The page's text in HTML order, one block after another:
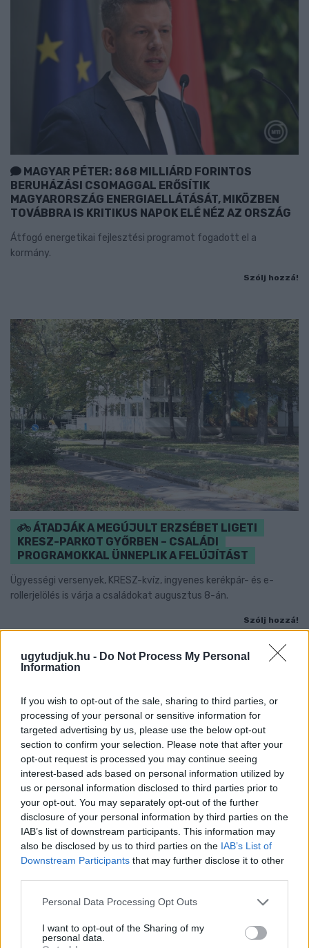
ugytudjuk.hu - Do Not Process My Personal
Information
If you wish to opt-out of the sale, sharing to third parties, or
processing of your personal or sensitive information for
targeted advertising by us, please use the below opt-out
section to confirm your selection. Please note that after your
opt-out request is processed you may continue seeing
interest-based ads based on personal information utilized by
us or personal information disclosed to third parties prior to
your opt-out. You may separately opt-out of the further
disclosure of your personal information by third parties on the
IAB’s list of downstream participants. This information may
also be disclosed by us to third parties on the IAB’s List of
Downstream Participants that may further disclose it to other
Please note that this website/app uses one or more Google
not limited to your visit or usage behaviour. You may click to
grant or deny consent to Google and its third-party tags to
Personal Data Processing Opt Outs
I want to opt-out of the Sharing of my
personal data.
MAGYAR PÉTER: 868 MILLIÁRD FORINTOS
BERUHÁZÁSI CSOMAGGAL ERŐSÍTIK
MAGYARORSZÁG ENERGIAELLÁTÁSÁT, MIKÖZBEN
TOVÁBBRA IS KRITIKUS NAPOK ELÉ NÉZ AZ ORSZÁG
Átfogó energetikai fejlesztési programot fogadott el a
kormány.
Szólj hozzá!
ÁTADJÁK A MEGÚJULT ERZSÉBET LIGETI
KRESZ-PARKOT GYŐRBEN – CSALÁDI
PROGRAMOKKAL ÜNNEPLIK A FELÚJÍTÁST
Ügyességi versenyek, KRESZ-kvíz, ingyenes kerékpár- és e-
rollerjelölés is várja a családokat augusztus 8-án.
Szólj hozzá!
VÁDAT AZ ÜGYÉSZSÉG
A férfi a nyílt utcán kezdte verni áldozatát.
Szólj hozzá!